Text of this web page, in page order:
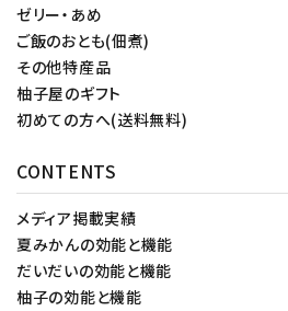
ゼリー・あめ
ご飯のおとも(佃煮)
その他特産品
柚子屋のギフト
初めての方へ(送料無料)
CONTENTS
メディア掲載実績
夏みかんの効能と機能
だいだいの効能と機能
柚子の効能と機能